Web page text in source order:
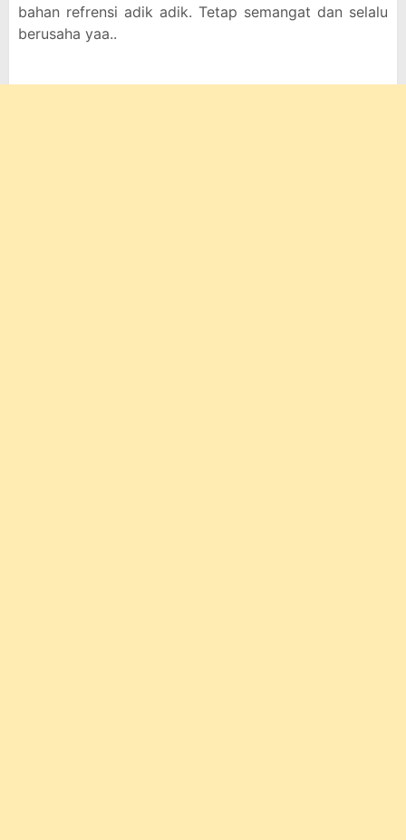
bahan refrensi adik adik. Tetap semangat dan selalu
berusaha yaa..